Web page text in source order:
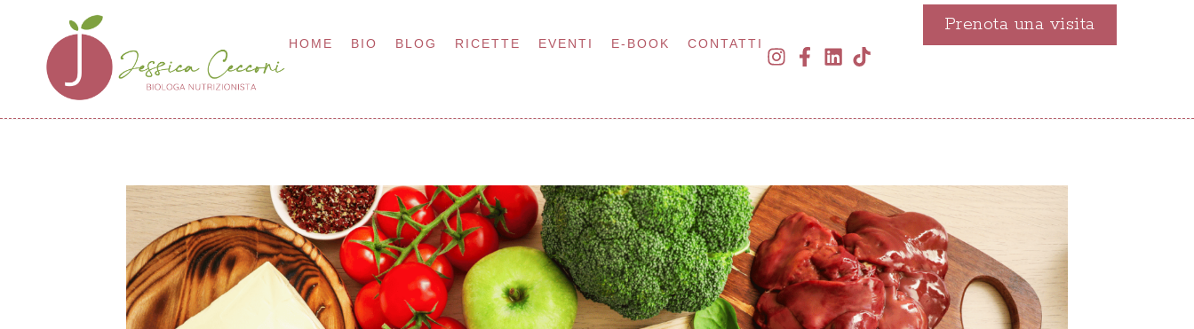
HOME BIO BLOG RICETTE EVENTI E-BOOK CONTATTI
Prenota una visita